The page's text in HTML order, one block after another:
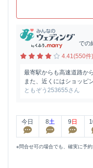
での
4.41(550件)
最寄駅からも高速道路か
また、近くにはショッピ
ともぞう253655さん
今日 8土 9 日
※問合せ可の場合でも、確実に予